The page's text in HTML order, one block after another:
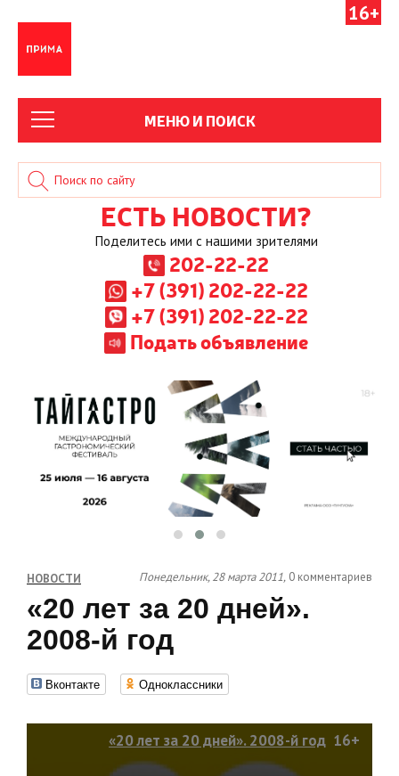
16+
МЕНЮ И ПОИСК
ЕСТЬ НОВОСТИ?
Поделитесь ими с нашими зрителями
202-22-22
+7 (391) 202-22-22
+7 (391) 202-22-22
Подать объявление
НОВОСТИ Понедельник, 28 марта 2011, 0 комментариев
«20 лет за 20 дней».
2008-й год
Вконтакте Одноклассники
«20 лет за 20 дней». 2008-й год 16+